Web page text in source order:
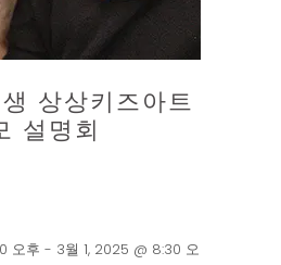
상상키즈아트
설명회
오후 - 3월 1, 2025 @ 8:30 오